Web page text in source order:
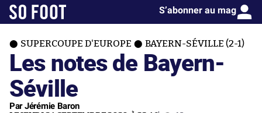
S’abonner au mag
SUPERCOUPE D'EUROPE BAYERN-SÉVILLE (2-1)
Les notes de Bayern-
Séville
Par Jérémie Baron